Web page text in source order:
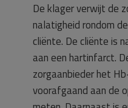
De klager verwijt de
nalatigheid rondom
cliënte. De cliënte is
aan een hartinfarct.
zorgaanbieder het
voorafgaand aan de